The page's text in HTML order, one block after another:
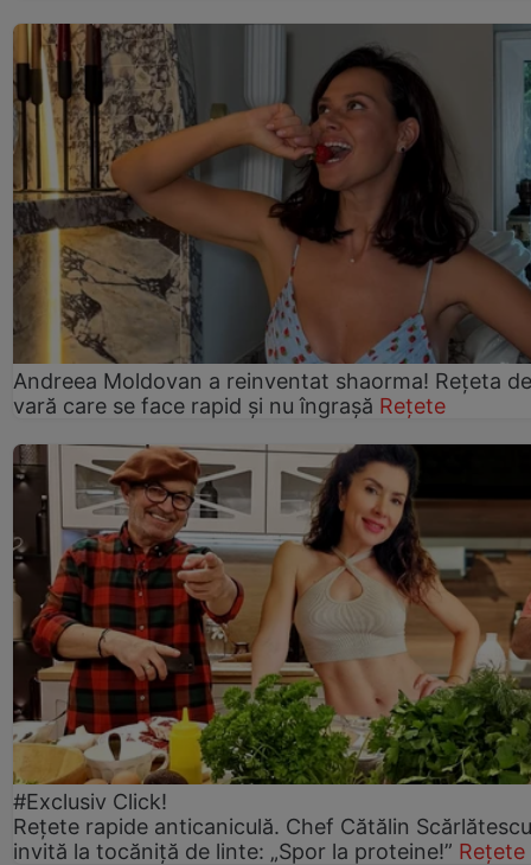
Andreea Moldovan a reinventat shaorma! Rețeta de
vară care se face rapid și nu îngrașă Rețete
#Exclusiv Click!
Rețete rapide anticaniculă. Chef Cătălin
invită la tocăniță de linte: „Spor la proteine!” Rețete